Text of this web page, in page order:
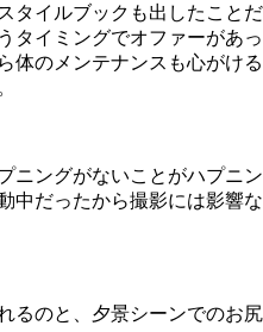
タイルブックも出したことだ
タイミングでオファーがあっ
体のメンテナンスも心がける
ニングがないことがハプニン
だったから撮影には影響な
るのと、夕景シーンでのお尻